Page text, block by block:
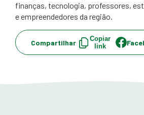
finanças, tecnologia, professores,
e empreendedores da região.
Compartilhar
Copiar
link